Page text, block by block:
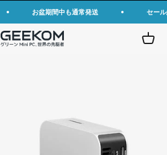
お盆期間中も通常発送 セー
GEEKOM JP カー